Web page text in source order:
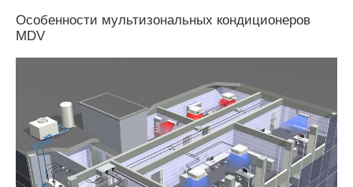
Особенности мультизональных кондиционеров
MDV